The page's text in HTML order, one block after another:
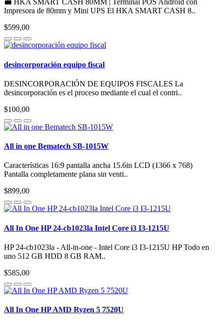
💼 HKA SMART CASH 80MM | Terminal POS Android con
Impresora de 80mm y Mini UPS El HKA SMART CASH 8..
$599,00
desincorporación equipo fiscal
DESINCORPORACIÓN DE EQUIPOS FISCALES La
desincorporación es el proceso mediante el cual el contri..
$100,00
All in one Bematech SB-1015W
Características 16:9 pantalla ancha 15.6in LCD (1366 x 768)
Pantalla completamente plana sin venti..
$899,00
All In One HP 24-cb1023la Intel Core i3 I3-1215U
HP 24-cb1023la - All-in-one - Intel Core i3 I3-1215U HP Todo en
uno 512 GB HDD 8 GB RAM..
$585,00
All In One HP AMD Ryzen 5 7520U